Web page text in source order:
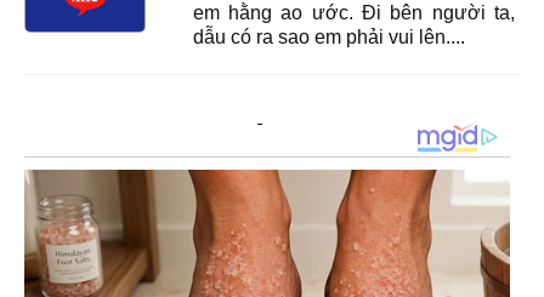
em hằng ao ước. Đi bên người ta,
dẫu có ra sao em phải vui lên....